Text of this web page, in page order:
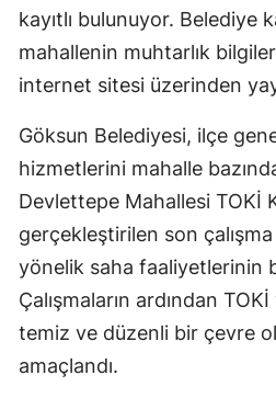
kayıtlı bulunuyor. Belediye
mahallenin muhtarlık
internet sitesi üzerinden
Göksun Belediyesi, ilçe
hizmetlerini mahalle
Devlettepe Mahallesi TOKİ
gerçekleştirilen son
yönelik saha faaliyetlerinin
Çalışmaların ardından
temiz ve düzenli bir çevre
amaçlandı.